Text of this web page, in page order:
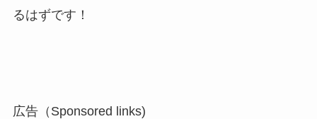
るはずです！
広告（Sponsored links)